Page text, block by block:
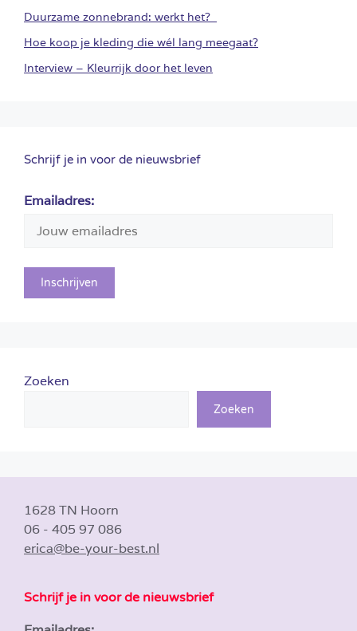
Duurzame zonnebrand: werkt het?
Hoe koop je kleding die wél lang meegaat?
Interview – Kleurrijk door het leven
Schrijf je in voor de nieuwsbrief
Emailadres:
Zoeken
Zoeken
1628 TN Hoorn
06 - 405 97 086
erica@be-your-best.nl
Schrijf je in voor de nieuwsbrief